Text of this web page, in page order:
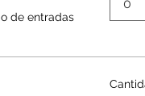
de entradas
0